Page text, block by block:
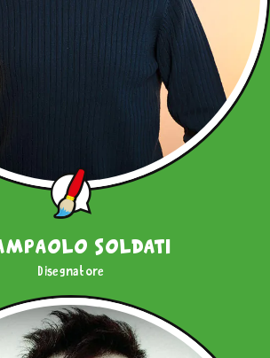
Soldati
Disegnatore